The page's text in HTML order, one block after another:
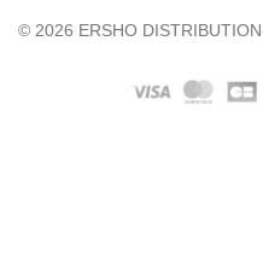
© 2026 ERSHO DISTRIBUTION